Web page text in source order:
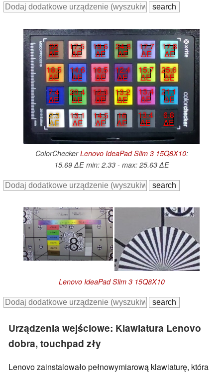
22
∆E
17.5
∆E
19.6
∆E
24.8
∆E
17.7
∆E
17.8
∆E
18.5
∆E
14.6
∆E
16.5
∆E
12.4
∆E
15.7
∆E
25.6
∆E
7.4
∆E
20.4
∆E
12.3
∆E
13.2
∆E
13.4
∆E
21.1
∆E
2.3
∆E
13.1
∆E
14.5
∆E
16
∆E
13.4
∆E
6.8
∆E
ColorCheckerLenovo IdeaPad Slim 3 15Q8X10:
15.69 ∆E min: 2.33 - max: 25.63 ∆E
Lenovo IdeaPad Slim 3 15Q8X10
Urządzenia wejściowe: Klawiatura Lenovo
dobra, touchpad zły
Lenovo zainstalowało pełnowymiarową klawiaturę, która